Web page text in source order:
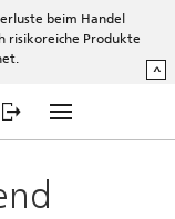
beim Handel
risikoreiche Produkte
^